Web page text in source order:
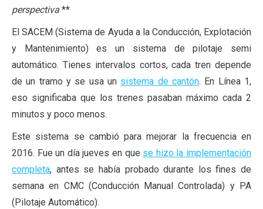
perspectiva **
El SACEM (Sistema de Ayuda a la Conducción, Explotación
y Mantenimiento) es un sistema de pilotaje semi
automático. Tienes intervalos cortos, cada tren depende
de un tramo y se usa un sistema de cantón. En Línea 1,
eso significaba que los trenes pasaban máximo cada 2
minutos y poco menos.
Este sistema se cambió para mejorar la frecuencia en
2016. Fue un día jueves en que se hizo la implementación
completa, antes se había probado durante los fines de
semana en CMC (Conducción Manual Controlada) y PA
(Pilotaje Automático).